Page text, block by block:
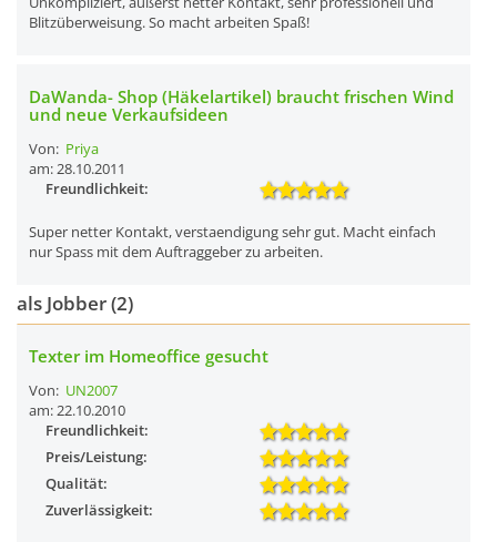
Blitzüberweisung. So macht arbeiten Spaß!
DaWanda- Shop (Häkelartikel) braucht frischen Wind
und neue Verkaufsideen
Von: Priya
am: 28.10.2011
Freundlichkeit:
Super netter Kontakt, verstaendigung sehr gut. Macht einfach
nur Spass mit dem Auftraggeber zu arbeiten.
als Jobber (2)
Texter im Homeoffice gesucht
Von: UN2007
am: 22.10.2010
Freundlichkeit:
Preis/Leistung:
Qualität:
Zuverlässigkeit: